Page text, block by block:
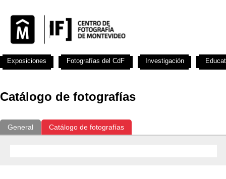
Catálogo de fotografías
General Catálogo de fotografías
Exposiciones Fotografías del CdF Investigación